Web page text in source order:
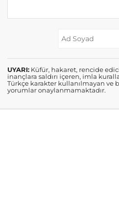
UYARI: Küfür, hakaret, rencide
inançlara saldırı içeren, imla
Türkçe karakter kullanılmayan ve
yorumlar onaylanmamaktadır.